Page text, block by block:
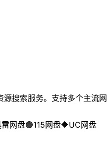
搜索服务。支持多个主流
网盘🟢115网盘🔶UC网盘